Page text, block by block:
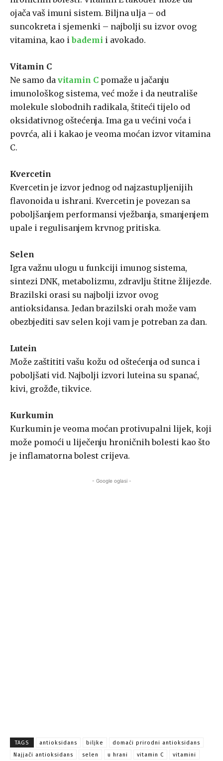
ojača vaš imuni sistem. Biljna ulja – od
suncokreta i sjemenki – najbolji su izvor ovog
vitamina, kao i bademi i avokado.
Vitamin C
Ne samo da vitamin C pomaže u jačanju
imunološkog sistema, već može i da neutrališe
molekule slobodnih radikala, štiteći tijelo od
oksidativnog oštećenja. Ima ga u većini voća i
povrća, ali i kakao je veoma moćan izvor vitamina
C.
Kvercetin
Kvercetin je izvor jednog od najzastupljenijih
flavonoida u ishrani. Kvercetin je povezan sa
poboljšanjem performansi vježbanja, smanjenjem
upale i regulisanjem krvnog pritiska.
Selen
Igra važnu ulogu u funkciji imunog sistema,
sintezi DNK, metabolizmu, zdravlju štitne žlijezde.
Brazilski orasi su najbolji izvor ovog
antioksidansa. Jedan brazilski orah može vam
obezbjediti sav selen koji vam je potreban za dan.
Lutein
Može zaštititi vašu kožu od oštećenja od sunca i
poboljšati vid. Najbolji izvori luteina su spanać,
kivi, grožđe, tikvice.
Kurkumin
Kurkumin je veoma moćan protivupalni lijek, koji
može pomoći u liječenju hroničnih bolesti kao što
je inflamatorna bolest crijeva.
- Google oglasi -
TAGS antioksidans biljke
domaći prirodni antioksidans
Najjači antioksidans
selen u hrani vitamin C
vitamini